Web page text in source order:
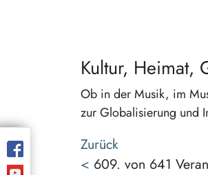
Kultur, Heimat,
Ob in der Musik, im
zur Globalisierung und
Zurück
< 609. von 641